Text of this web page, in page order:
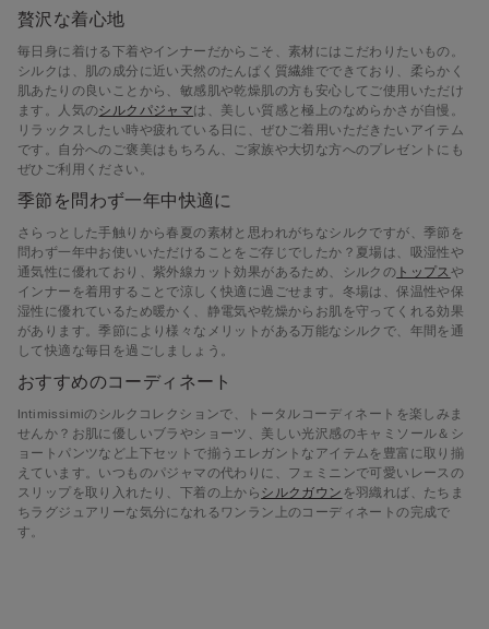
贅沢な着心地
毎日身に着ける下着やインナーだからこそ、素材にはこだわりたいもの。
シルクは、肌の成分に近い天然のたんぱく質繊維でできており、柔らかく
肌あたりの良いことから、敏感肌や乾燥肌の方も安心してご使用いただけ
ます。人気のシルクパジャマは、美しい質感と極上のなめらかさが自慢。
リラックスしたい時や疲れている日に、ぜひご着用いただきたいアイテム
です。自分へのご褒美はもちろん、ご家族や大切な方へのプレゼントにも
ぜひご利用ください。
季節を問わず一年中快適に
さらっとした手触りから春夏の素材と思われがちなシルクですが、季節を
問わず一年中お使いいただけることをご存じでしたか？夏場は、吸湿性や
通気性に優れており、紫外線カット効果があるため、シルクの トップス や
インナーを着用することで涼しく快適に過ごせます。冬場は、保温性や保
湿性に優れているため暖かく、静電気や乾燥からお肌を守ってくれる効果
があります。季節により様々なメリットがある万能なシルクで、年間を通
して快適な毎日を過ごしましょう。
おすすめのコーディネート
Intimissimiのシルクコレクションで、トータルコーディネートを楽しみま
せんか？お肌に優しいブラやショーツ、美しい光沢感のキャミソール＆シ
ョートパンツなど上下セットで揃うエレガントなアイテムを豊富に取り揃
えています。いつものパジャマの代わりに、フェミニンで可愛いレースの
スリップを取り入れたり、下着の上から シルクガウン を羽織れば、たちま
ちラグジュアリーな気分になれるワンラン上のコーディネートの完成で
す。